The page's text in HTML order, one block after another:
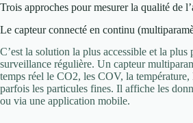
Trois approches pour mesurer la qualité de
Le capteur connecté en continu
C’est la solution la plus accessible et la plus
surveillance régulière. Un capteur
temps réel le CO2, les COV, la température,
parfois les particules fines. Il affiche les
ou via une application mobile.